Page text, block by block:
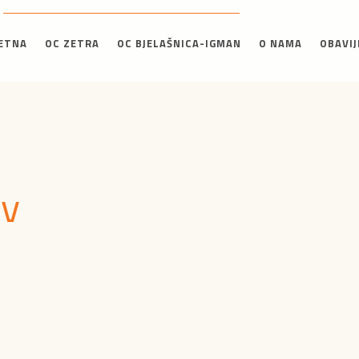
OC ZETRA OC BJELAŠNICA-IGMAN O NAMA